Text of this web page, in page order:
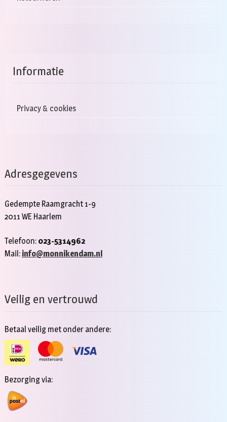
Informatie
Privacy & cookies
Adresgegevens
Gedempte Raamgracht 1-9
2011 WE Haarlem
Telefoon: 023-5314962
Mail: info@monnikendam.nl
Veilig en vertrouwd
Betaal veilig met onder andere:
Bezorging via: